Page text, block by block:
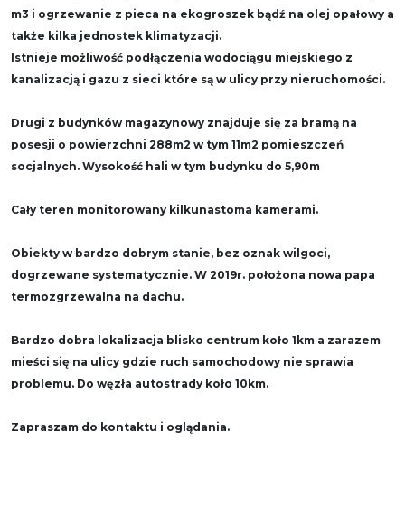
m3 i ogrzewanie z pieca na ekogroszek bądź na olej opałowy a
także kilka jednostek klimatyzacji.
Istnieje możliwość podłączenia wodociągu miejskiego z
kanalizacją i gazu z sieci które są w ulicy przy nieruchomości.
Drugi z budynków magazynowy znajduje się za bramą na
posesji o powierzchni 288m2 w tym 11m2 pomieszczeń
socjalnych. Wysokość hali w tym budynku do 5,90m
Cały teren monitorowany kilkunastoma kamerami.
Obiekty w bardzo dobrym stanie, bez oznak wilgoci,
dogrzewane systematycznie. W 2019r. położona nowa papa
termozgrzewalna na dachu.
Bardzo dobra lokalizacja blisko centrum koło 1km a zarazem
mieści się na ulicy gdzie ruch samochodowy nie sprawia
problemu. Do węzła autostrady koło 10km.
Zapraszam do kontaktu i oglądania.